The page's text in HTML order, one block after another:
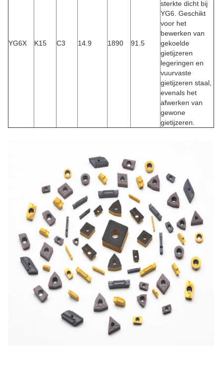
YG6X K15 C3 14.9 1890 91.5
sterkte dicht bij
YG6. Geschikt
voor het
bewerken van
gekoelde
gietijzeren
legeringen en
vuurvaste
gietijzeren staal,
evenals het
afwerken van
gewone
gietijzeren.